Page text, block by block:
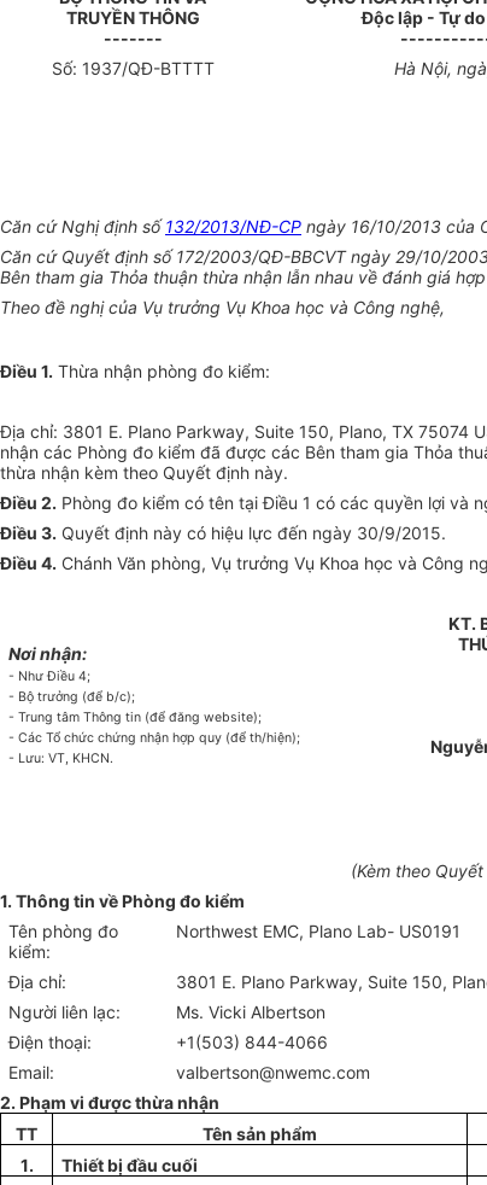
TRUYỀN THÔNG
-------
Độc lập - Tự
Số: 1937/QĐ-BTTTT Hà Nội,
Căn cứ Nghị định số132/2013/NĐ-CP ngày 16/10/2013 của
Căn cứ Quyết định số 172/2003/QĐ-BBCVT ngày 29/10/
Bên tham gia Thỏa thuận thừa nhận lẫn nhau về đánh giá
Theo đề nghị của Vụ trưởng Vụ Khoa học và Công nghệ,
Điều 1. Thừa nhận phòng đo kiểm:
Địa chỉ: 3801 E. Plano Parkway, Suite 150, Plano, TX
nhận các Phòng đo kiểm đã được các Bên tham gia Thỏa
thừa nhận kèm theo Quyết định này.
Điều 2. Phòng đo kiểm có tên tại Điều 1 có các quyền lợi và
Điều 3. Quyết định này có hiệu lực đến ngày 30/9/2015.
Điều 4. Chánh Văn phòng, Vụ trưởng Vụ Khoa học và Công
Nơi nhận:
- Như Điều 4;
- Bộ trưởng (để b/c);
- Trung tâm Thông tin (để đăng website);
- Các Tổ chức chứng nhận hợp quy (để th/hiện);
- Lưu: VT, KHCN.
KT.
(Kèm theo
1. Thông tin về Phòng đo kiểm
Tên phòng đo
kiểm:
Northwest EMC, Plano Lab- US0191
Địa chỉ:
3801 E. Plano Parkway, Suite 150,
Người liên lạc:
Ms. Vicki Albertson
Điện thoại:
+1(503) 844-4066
Email:
valbertson@nwemc.com
2. Phạm vi được thừa nhận
TT
Tên sản phẩm
1.
Thiết bị đầu cuối